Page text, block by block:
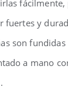
fácilmente,
fuertes y
son
a mano